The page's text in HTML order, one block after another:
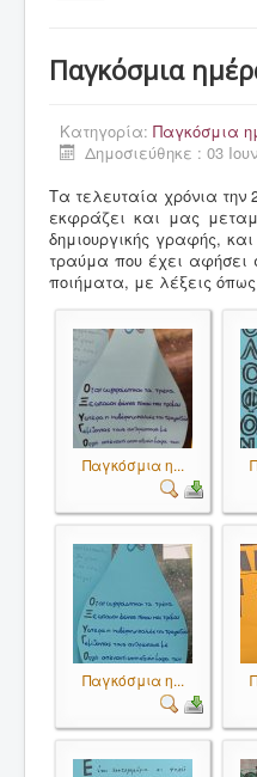
Δράσεις, εκδρομές &
Μαθητές
Εκπαιδευτικοί
Σύλλογος γονέων &
Παγκόσμια
Κατηγορία: Παγκόσμια
Δημοσιεύθηκε : 03
Τα τελευταία χρόνια την
εκφράζει και μας
δημιουργικής γραφής,
τραύμα που έχει αφήσει
ποιήματα, με λέξεις
Παγκόσμια η...
Παγκόσμια η...